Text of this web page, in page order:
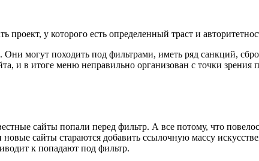
проект, у которого есть определенный траст и
могут походить под фильтрами, иметь ряд санкций,
и в итоге меню неправильно организован с точки
сайты попали перед фильтр. А все потому, что
сайты стараются добавить ссылочную массу
к попадают под фильтр.